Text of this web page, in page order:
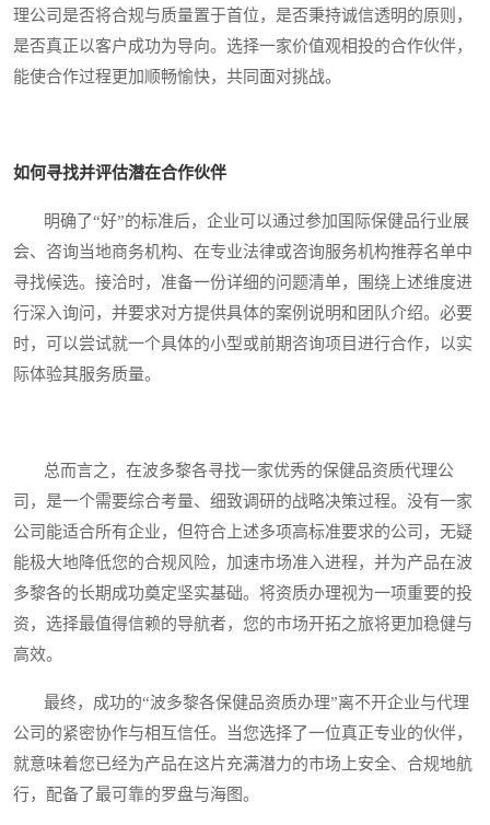
理公司是否将合规与质量置于首位，是否秉持诚信透明的原则，
是否真正以客户成功为导向。选择一家价值观相投的合作伙伴，
能使合作过程更加顺畅愉快，共同面对挑战。
如何寻找并评估潜在合作伙伴
明确了“好”的标准后，企业可以通过参加国际保健品行业展
会、咨询当地商务机构、在专业法律或咨询服务机构推荐名单中
寻找候选。接洽时，准备一份详细的问题清单，围绕上述维度进
行深入询问，并要求对方提供具体的案例说明和团队介绍。必要
时，可以尝试就一个具体的小型或前期咨询项目进行合作，以实
际体验其服务质量。
总而言之，在波多黎各寻找一家优秀的保健品资质代理公
司，是一个需要综合考量、细致调研的战略决策过程。没有一家
公司能适合所有企业，但符合上述多项高标准要求的公司，无疑
能极大地降低您的合规风险，加速市场准入进程，并为产品在波
多黎各的长期成功奠定坚实基础。将资质办理视为一项重要的投
资，选择最值得信赖的导航者，您的市场开拓之旅将更加稳健与
高效。
最终，成功的“波多黎各保健品资质办理”离不开企业与代理
公司的紧密协作与相互信任。当您选择了一位真正专业的伙伴，
就意味着您已经为产品在这片充满潜力的市场上安全、合规地航
行，配备了最可靠的罗盘与海图。